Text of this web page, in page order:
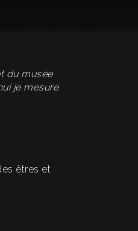
du musée
je mesure
êtres et